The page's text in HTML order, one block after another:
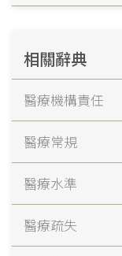
相關辭典
醫療機構責任
醫療常規
醫療水準
醫療疏失